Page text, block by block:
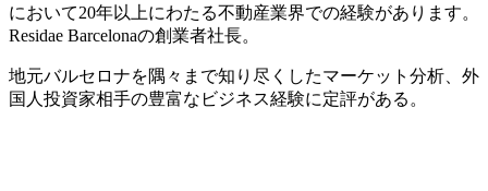
において20年以上にわたる不動産業界での経験があります。
Residae Barcelonaの創業者社長。
地元バルセロナを隅々まで知り尽くしたマーケット分析、外
国人投資家相手の豊富なビジネス経験に定評がある。